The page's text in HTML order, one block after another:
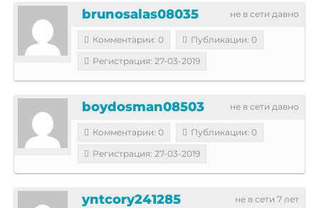
не в сети давно
brunosalas08035
Комментарии: 0
Публикации: 0
Регистрация: 27-03-2019
не в сети давно
boydosman08503
Комментарии: 0
Публикации: 0
Регистрация: 27-03-2019
не в сети 7 лет
yntcory241285